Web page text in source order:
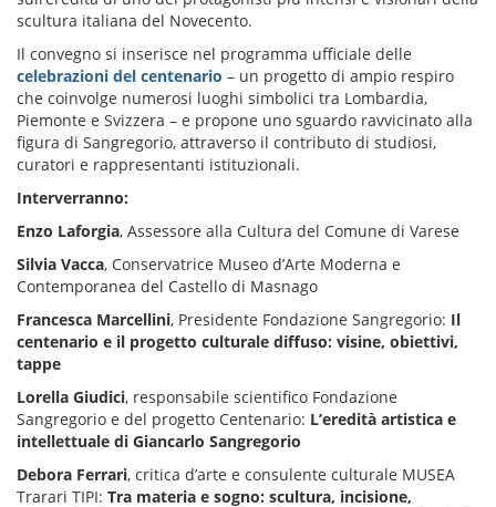
scultura italiana del Novecento.
Il convegno si inserisce nel programma ufficiale delle
celebrazioni del centenario – un progetto di ampio respiro
che coinvolge numerosi luoghi simbolici tra Lombardia,
Piemonte e Svizzera – e propone uno sguardo ravvicinato alla
figura di Sangregorio, attraverso il contributo di studiosi,
curatori e rappresentanti istituzionali.
Interverranno:
Enzo Laforgia, Assessore alla Cultura del Comune di Varese
Silvia Vacca, Conservatrice Museo d’Arte Moderna e
Contemporanea del Castello di Masnago
Francesca Marcellini, Presidente Fondazione Sangregorio: Il
centenario e il progetto culturale diffuso: visine, obiettivi,
tappe
Lorella Giudici, responsabile scientifico Fondazione
Sangregorio e del progetto Centenario: L’eredità artistica e
intellettuale di Giancarlo Sangregorio
Debora Ferrari, critica d’arte e consulente culturale MUSEA
Trarari TIPI: Tra materia e sogno: scultura, incisione,